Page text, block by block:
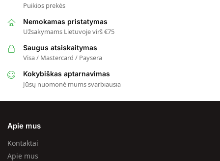
Puikios prekės
Nemokamas pristatymas
Užsakymams Lietuvoje virš €75
Saugus atsiskaitymas
Visa / Mastercard / Paysera
Kokybiškas aptarnavimas
Jūsų nuomonė mums svarbiausia
Apie mus
Kontaktai
Apie mus